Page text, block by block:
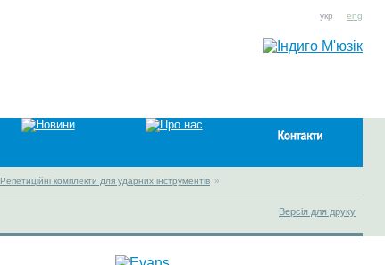
укр eng
Репетиційні комплекти для ударних інструментів »
Версія для друку